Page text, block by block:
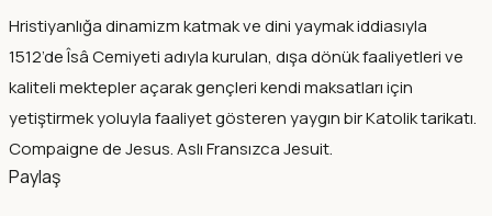
Hristiyanlığa dinamizm katmak ve dini yaymak iddiasıyla
1512’de Îsâ Cemiyeti adıyla kurulan, dışa dönük faaliyetleri ve
kaliteli mektepler açarak gençleri kendi maksatları için
yetiştirmek yoluyla faaliyet gösteren yaygın bir Katolik tarikatı.
Compaigne de Jesus. Aslı Fransızca Jesuit.
Paylaş